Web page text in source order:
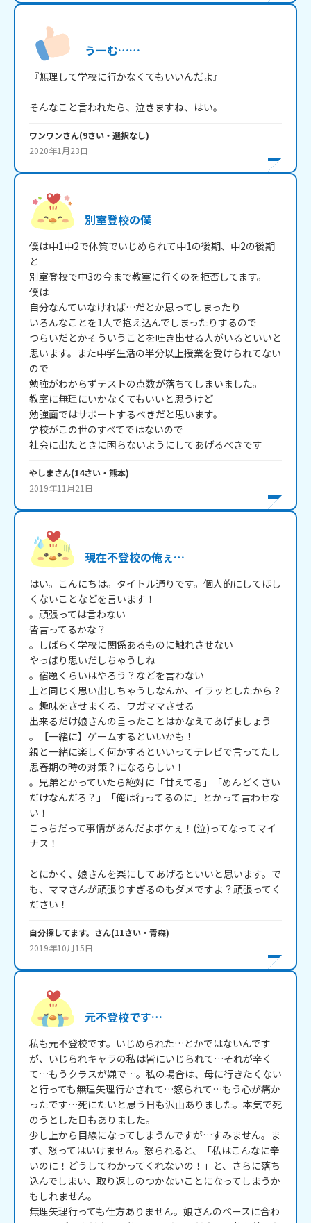
うーむ……
『無理して学校に行かなくてもいいんだよ』
そんなこと言われたら、泣きますね、はい。
ワンワンさん(9さい・ 選択なし)
2020年1月23日
別室登校の僕
僕は中1中2で体質でいじめられて中1の後期、中2の後期
と
別室登校で中3の今まで教室に行くのを拒否してます。
僕は
自分なんていなければ…だとか思ってしまったり
いろんなことを1人で抱え込んでしまったりするので
つらいだとかそういうことを吐き出せる人がいるといいと
思います。また中学生活の半分以上授業を受けられてない
ので
勉強がわからずテストの点数が落ちてしまいました。
教室に無理にいかなくてもいいと思うけど
勉強面ではサポートするべきだと思います。
学校がこの世のすべてではないので
社会に出たときに困らないようにしてあげるべきです
やしまさん(14さい・ 熊本)
2019年11月21日
現在不登校の俺ぇ…
はい。こんにちは。タイトル通りです。個人的にしてほし
くないことなどを言います！
。頑張っては言わない
皆言ってるかな？
。しばらく学校に関係あるものに触れさせない
やっぱり思いだしちゃうしね
。宿題くらいはやろう？などを言わない
上と同じく思い出しちゃうしなんか、イラッとしたから？
。趣味をさせまくる、ワガママさせる
出来るだけ娘さんの言ったことはかなえてあげましょう
。【一緒に】ゲームするといいかも！
親と一緒に楽しく何かするといいってテレビで言ってたし
思春期の時の対策？になるらしい！
。兄弟とかっていたら絶対に「甘えてる」「めんどくさい
だけなんだろ？」「俺は行ってるのに」とかって言わせな
い！
こっちだって事情があんだよボケぇ！(泣)ってなってマイ
ナス！
とにかく、娘さんを楽にしてあげるといいと思います。で
も、ママさんが頑張りすぎるのもダメですよ？頑張ってく
ださい！
自分探してます。 さん(11さい・ 青森)
2019年10月15日
元不登校です…
私も元不登校です。いじめられた…とかではないんです
が、いじられキャラの私は皆にいじられて…それが辛く
て…もうクラスが嫌で…。私の場合は、母に行きたくない
と行っても無理矢理行かされて…怒られて…もう心が痛か
ったです…死にたいと思う日も沢山ありました。本気で死
のうとした日もありました。
少し上から目線になってしまうんですが…すみません。ま
ず、怒ってはいけません。怒られると、「私はこんなに辛
いのに！どうしてわかってくれないの！」と、さらに落ち
込んでしまい、取り返しのつかないことになってしまうか
もしれません。
無理矢理行っても仕方ありません。娘さんのペースに合わ